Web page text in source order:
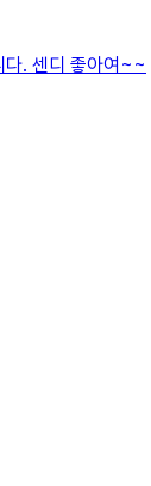
다. 센디 좋아여~~